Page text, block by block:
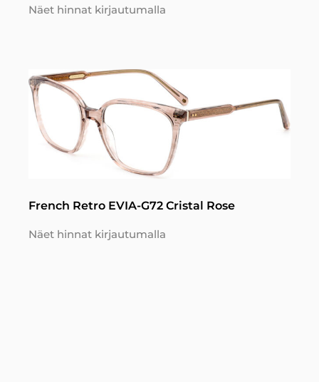
Näet hinnat kirjautumalla
French Retro EVIA-G72 Cristal Rose
Näet hinnat kirjautumalla